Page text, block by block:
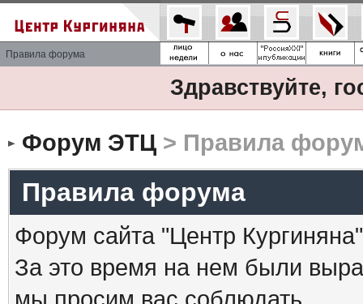
Правила форума
Здравствуйте,
Форум ЭТЦ> Правила
Правила форума
Форум сайта "Центр
За это время на нем были